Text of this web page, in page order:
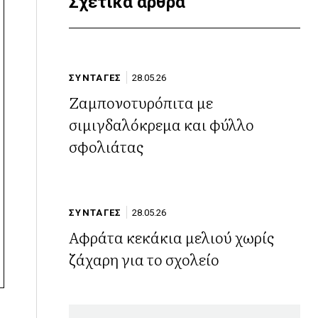
ΣΥΝΤΑΓΕΣ 28.05.26
Ζαμπονοτυρόπιτα με
σιμιγδαλόκρεμα και φύλλο
σφολιάτας
ΣΥΝΤΑΓΕΣ 28.05.26
Αφράτα κεκάκια μελιού χωρίς
ζάχαρη για το σχολείο